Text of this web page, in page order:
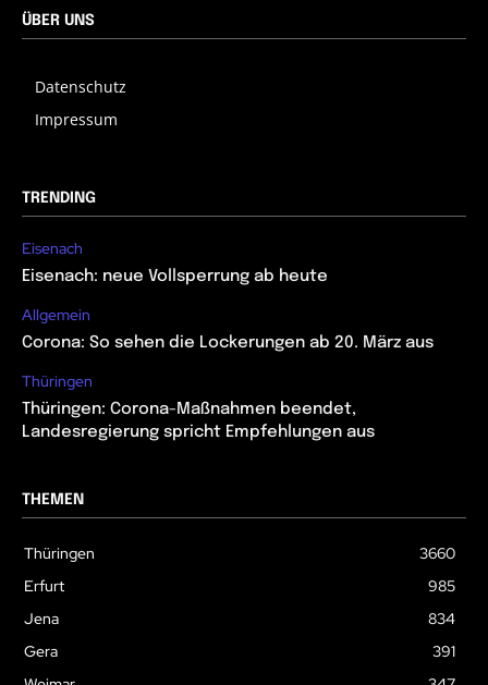
ÜBER UNS
Datenschutz
Impressum
TRENDING
Eisenach
Eisenach: neue Vollsperrung ab heute
Allgemein
Corona: So sehen die Lockerungen ab 20. März aus
Thüringen
Thüringen: Corona-Maßnahmen beendet,
Landesregierung spricht Empfehlungen aus
THEMEN
Thüringen
3660
Erfurt
985
Jena
834
Gera
391